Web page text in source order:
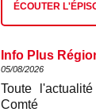
ÉCOUTER
Info Plus
05/08/2026
Toute
Comté